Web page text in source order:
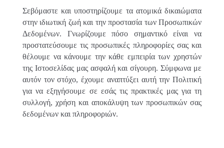
Σεβόμαστε και υποστηρίζουμε τα ατομικά δικαιώματα
στην ιδιωτική ζωή και την προστασία των Προσωπικών
Δεδομένων. Γνωρίζουμε πόσο σημαντικό είναι να
προστατεύσουμε τις προσωπικές πληροφορίες σας και
θέλουμε να κάνουμε την κάθε εμπειρία των χρηστών
της Ιστοσελίδας μας ασφαλή και σίγουρη. Σύμφωνα με
αυτόν τον στόχο, έχουμε αναπτύξει αυτή την Πολιτική
για να εξηγήσουμε σε εσάς τις πρακτικές μας για τη
συλλογή, χρήση και αποκάλυψη των προσωπικών σας
δεδομένων και πληροφοριών.